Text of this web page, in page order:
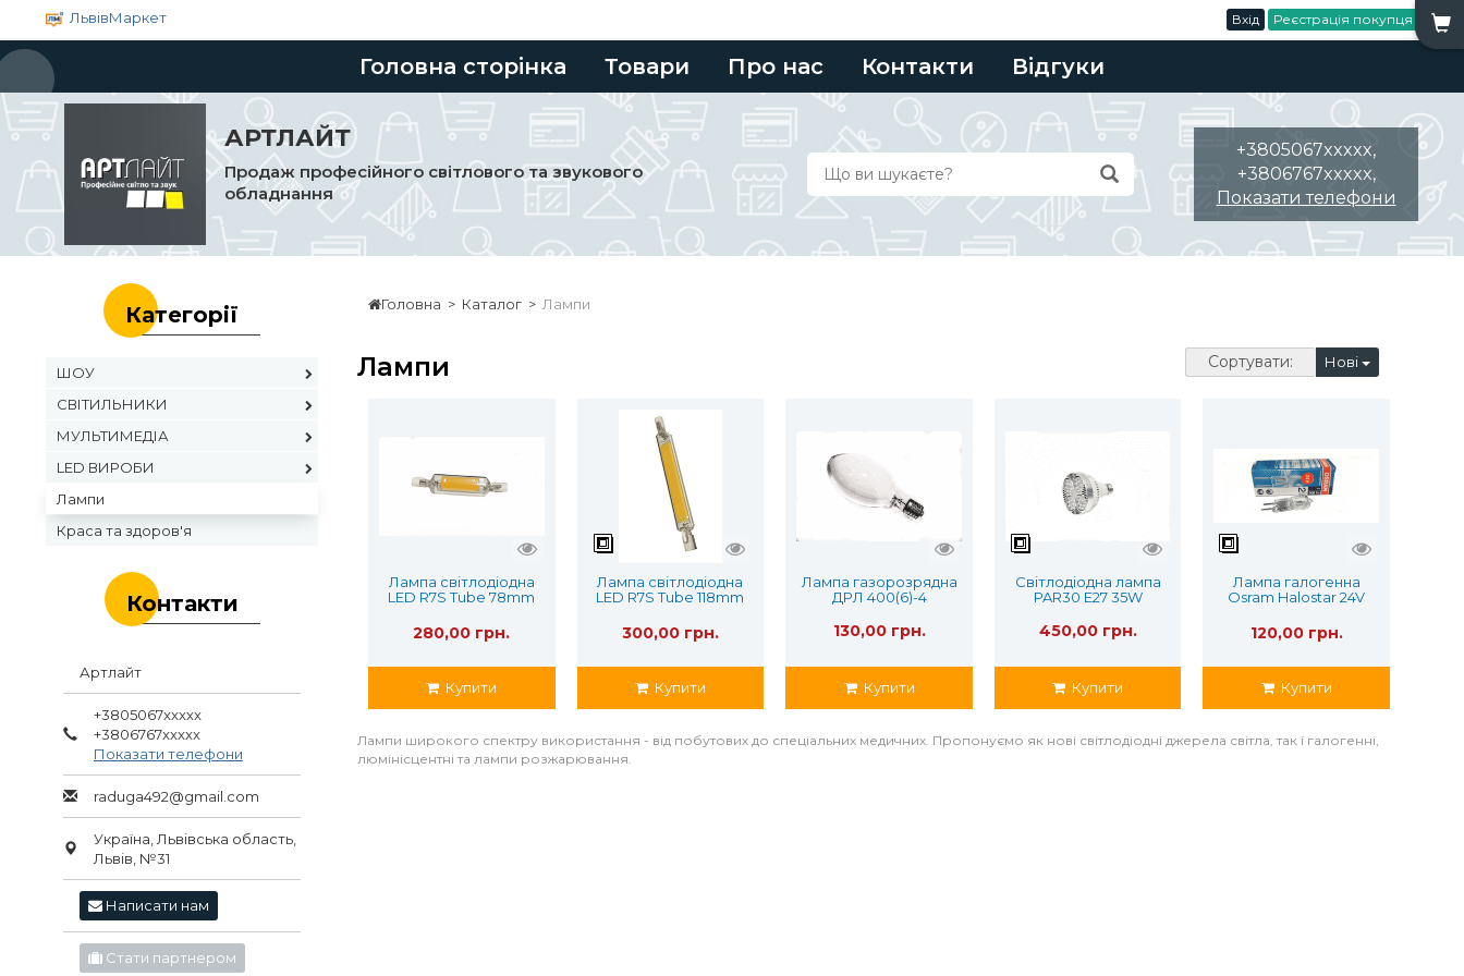
Вхід Реєстрація покупця
ЛьвівМаркет
Головна сторінка Товари Про нас Контакти Відгуки
АРТЛАЙТ
Продаж професійного світлового та звукового
обладнання
+3805067xxxxx,
+3806767xxxxx,
Показати телефони
Головна > Каталог > Лампи
Лампи Сортувати: Нові
Лампа світлодіодна
LED R7S Tube 78mm
280,00 грн.
Купити
Лампа світлодіодна
LED R7S Tube 118mm
300,00 грн.
Купити
Лампа газорозрядна
ДРЛ 400(6)-4
130,00 грн.
Купити
Світлодіодна лампа
PAR30 E27 35W
450,00 грн.
Купити
Лампа галогенна
Osram Halostar 24V
120,00 грн.
Купити
Лампи широкого спектру використання - від побутових до спеціальних медичних. Пропонуємо як нові світлодіодні джерела світла, так і галогенні,
люмінісцентні та лампи розжарювання.
Категорії
ШОУ
СВІТИЛЬНИКИ
МУЛЬТИМЕДІА
LED ВИРОБИ
Лампи
Краса та здоров'я
Контакти
Артлайт
+3805067xxxxx
+3806767xxxxx
Показати телефони
raduga492@gmail.com
Україна, Львівська область,
Львів, №31
Написати нам
Стати партнером